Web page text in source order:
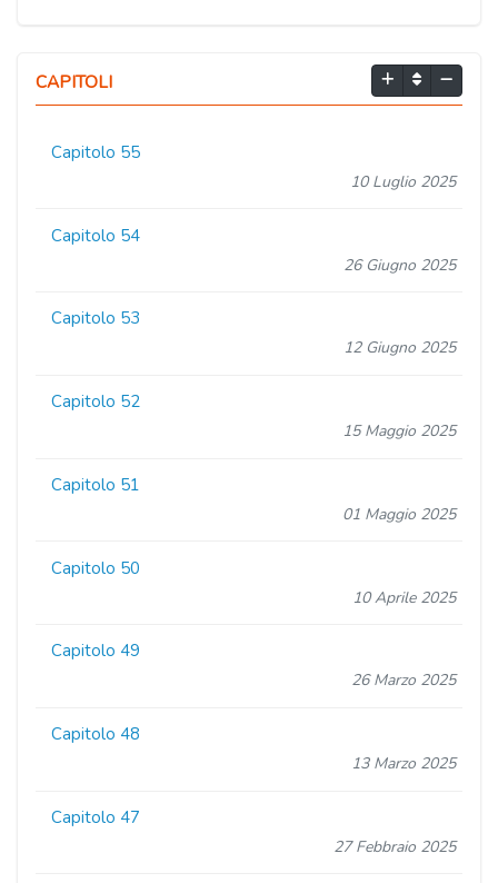
CAPITOLI
Capitolo 55
10 Luglio 2025
Capitolo 54
26 Giugno 2025
Capitolo 53
12 Giugno 2025
Capitolo 52
15 Maggio 2025
Capitolo 51
01 Maggio 2025
Capitolo 50
10 Aprile 2025
Capitolo 49
26 Marzo 2025
Capitolo 48
13 Marzo 2025
Capitolo 47
27 Febbraio 2025